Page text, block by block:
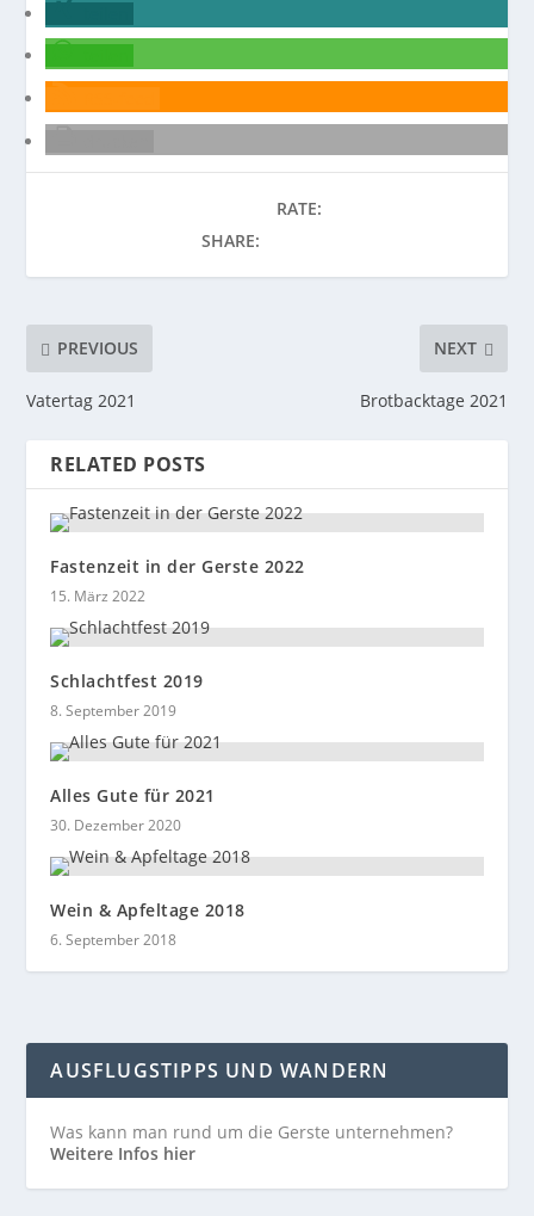
SHARE:
RATE:
PREVIOUS
Vatertag 2021
NEXT
Brotbacktage 2021
RELATED POSTS
Fastenzeit in der Gerste 2022
15. März 2022
Schlachtfest 2019
8. September 2019
Alles Gute für 2021
30. Dezember 2020
Wein & Apfeltage 2018
6. September 2018
AUSFLUGSTIPPS UND WANDERN
Was kann man rund um die Gerste unternehmen?
Weitere Infos hier